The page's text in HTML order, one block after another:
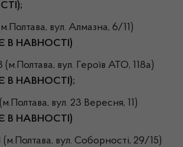
вул. Алмазна, 6/11)
В НАВНОСТІ)
вул. Героїв АТО, 118а)
В НАВНОСТІ);
вул. 23 Вересня, 11)
В НАВНОСТІ)
вул. Соборності, 29/15)